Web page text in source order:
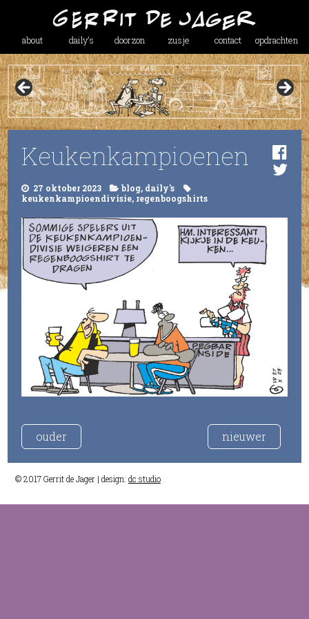
about daily’s doorzon zusje contact opdrachten
Keukenkampioenen
27 oktober 2023 blog, daily's
keukenkampioendivisie, regenboogshirts
ouder nieuwer
© 2017 Gerrit de Jager | design: dc studio